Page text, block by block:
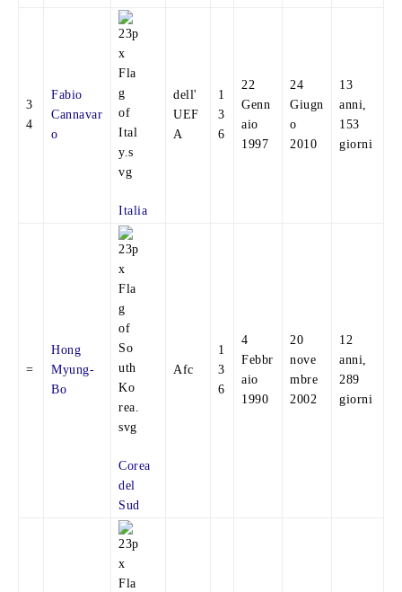
3
4
Fabio
Cannavar
o
Italia
dell'
UEF
A
1
3
6
22
Genn
aio
1997
24
Giugn
o
2010
13
anni,
153
giorni
=
Hong
Myung-
Bo
Corea
del
Sud
Afc
1
3
6
4
Febbr
aio
1990
20
nove
mbre
2002
12
anni,
289
giorni